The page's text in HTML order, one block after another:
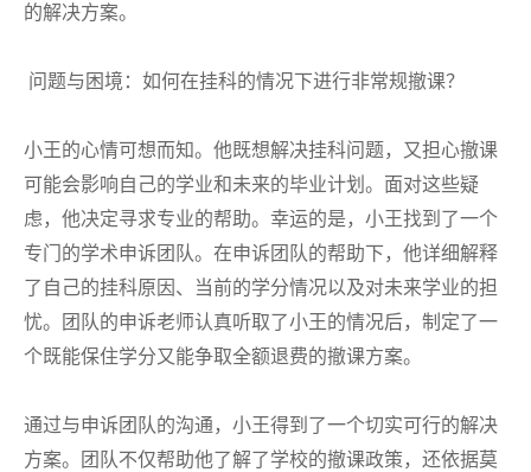
的解决方案。
问题与困境：如何在挂科的情况下进行非常规撤课？
小王的心情可想而知。他既想解决挂科问题，又担心撤课
可能会影响自己的学业和未来的毕业计划。面对这些疑
虑，他决定寻求专业的帮助。幸运的是，小王找到了一个
专门的学术申诉团队。在申诉团队的帮助下，他详细解释
了自己的挂科原因、当前的学分情况以及对未来学业的担
忧。团队的申诉老师认真听取了小王的情况后，制定了一
个既能保住学分又能争取全额退费的撤课方案。
通过与申诉团队的沟通，小王得到了一个切实可行的解决
方案。团队不仅帮助他了解了学校的撤课政策，还依据莫